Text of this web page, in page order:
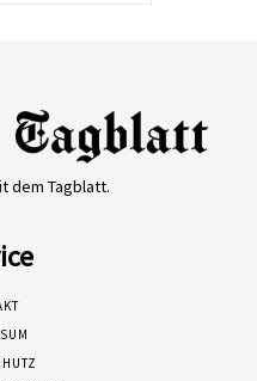
dem Tagblatt.